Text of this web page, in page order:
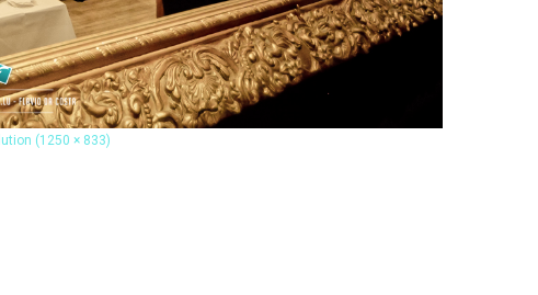
(1250 × 833)